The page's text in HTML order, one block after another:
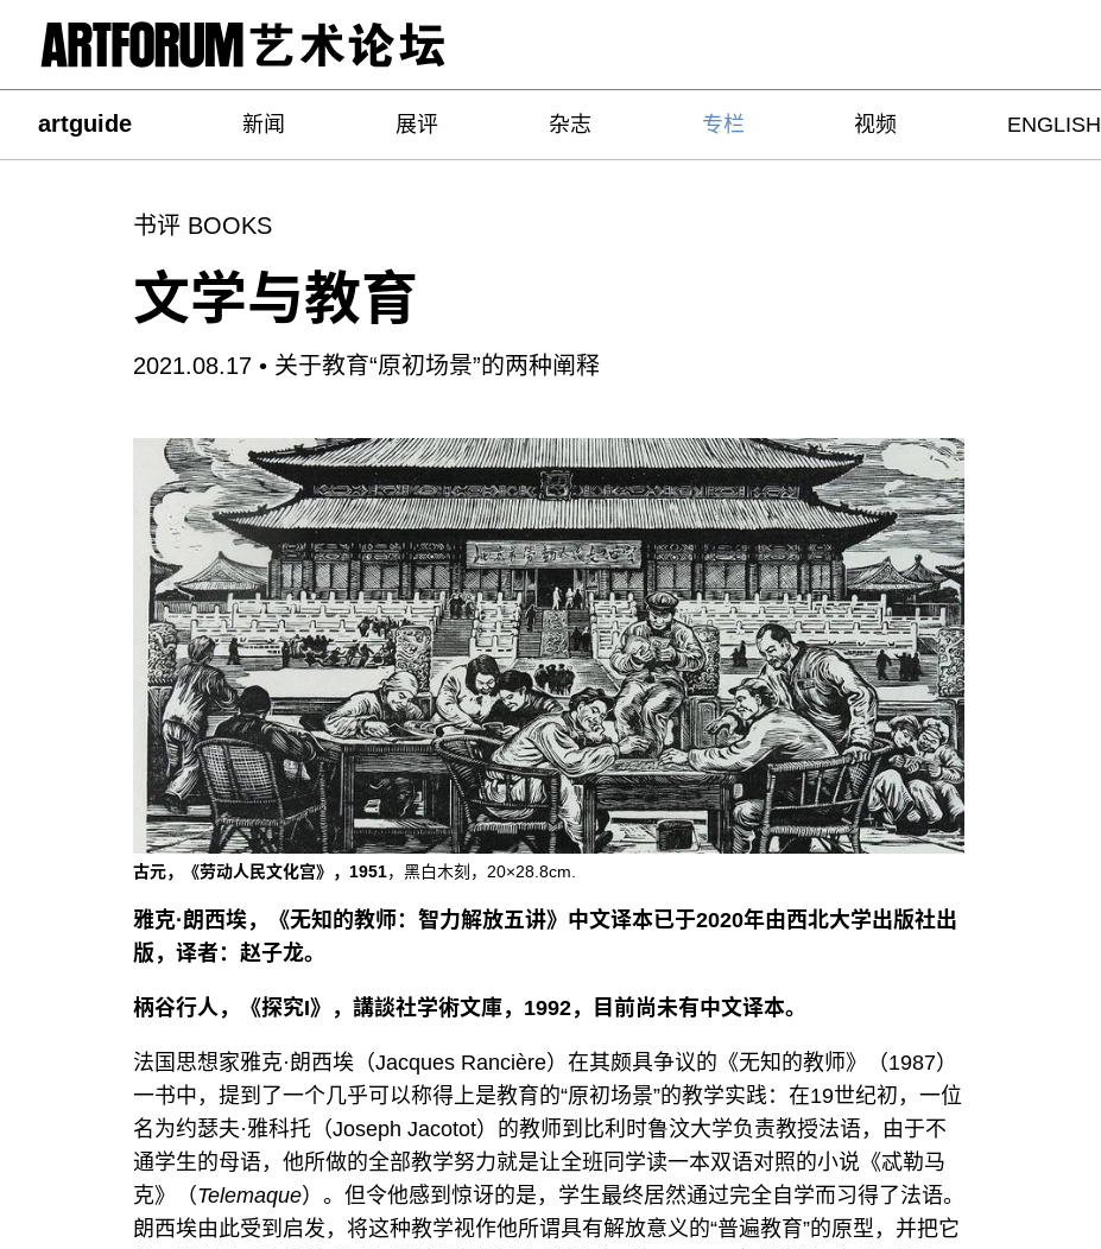
artguide 新闻 展评 杂志 专栏 视频 ENGLISH
书评 BOOKS
文学与教育
2021.08.17 • 关于教育“原初场景”的两种阐释
古元，《劳动人民文化宫》，1951，黑白木刻，20×28.8cm.
雅克·朗西埃，《无知的教师：智力解放五讲》中文译本已于2020年由西北大学出版社出
版，译者：赵子龙。
柄谷行人，《探究I》，講談社学術文庫，1992，目前尚未有中文译本。
法国思想家雅克·朗西埃（Jacques Rancière）在其颇具争议的《无知的教师》（1987）
一书中，提到了一个几乎可以称得上是教育的“原初场景”的教学实践：在19世纪初，一位
名为约瑟夫·雅科托（Joseph Jacotot）的教师到比利时鲁汶大学负责教授法语，由于不
通学生的母语，他所做的全部教学努力就是让全班同学读一本双语对照的小说《忒勒马
克》（Telemaque）。但令他感到惊讶的是，学生最终居然通过完全自学而习得了法语。
朗西埃由此受到启发，将这种教学视作他所谓具有解放意义的“普遍教育”的原型，并把它